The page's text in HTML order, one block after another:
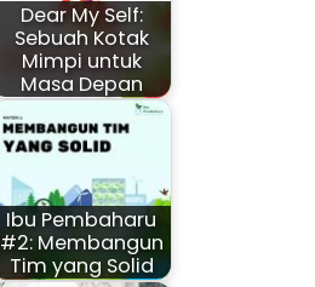
Dear My Self:
Sebuah Kotak
Mimpi untuk
Masa Depan
Ibu Pembaharu
#2: Membangun
Tim yang Solid